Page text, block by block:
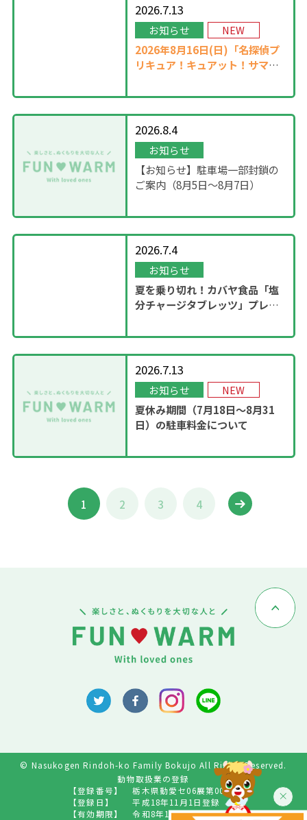
2026.7.13
お知らせ NEW
2026年8月16日(日)「名探偵プ
リキュア！キュアット！サマー
2026.8.4
お知らせ
【お知らせ】駐車場一部封鎖の
ご案内（8月5日〜8月7日）
2026.7.4
お知らせ
夏を乗り切れ！カバヤ食品「塩
分チャージタブレッツ」プレゼ
2026.7.13
お知らせ NEW
夏休み期間（7月18日～8月31
日）の駐車料金について
1 2 3 4
© Nasukogen Rindoh-ko Family Bokujo All Rights Reserved.
動物取扱業の登録
【登録番号】
栃木県動愛セ06展第009号
【登録日】
平成18年11月1日登録
【有効期限】
令和8年10月31日